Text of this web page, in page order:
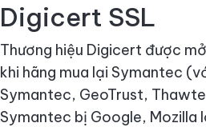
Digicert SSL
Thương hiệu Digicert được
khi hãng mua lại Symantec
Symantec, GeoTrust,
Symantec bị Google, Mozilla